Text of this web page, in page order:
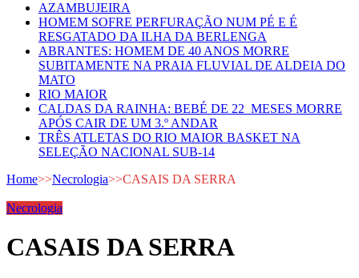
AZAMBUJEIRA
HOMEM SOFRE PERFURAÇÃO NUM PÉ E É
RESGATADO DA ILHA DA BERLENGA
ABRANTES: HOMEM DE 40 ANOS MORRE
SUBITAMENTE NA PRAIA FLUVIAL DE ALDEIA DO
MATO
RIO MAIOR
CALDAS DA RAINHA: BEBÉ DE 22 MESES MORRE
APÓS CAIR DE UM 3.º ANDAR
TRÊS ATLETAS DO RIO MAIOR BASKET NA
SELEÇÃO NACIONAL SUB-14
Home>>Necrologia>>CASAIS DA SERRA
Necrologia
CASAIS DA SERRA